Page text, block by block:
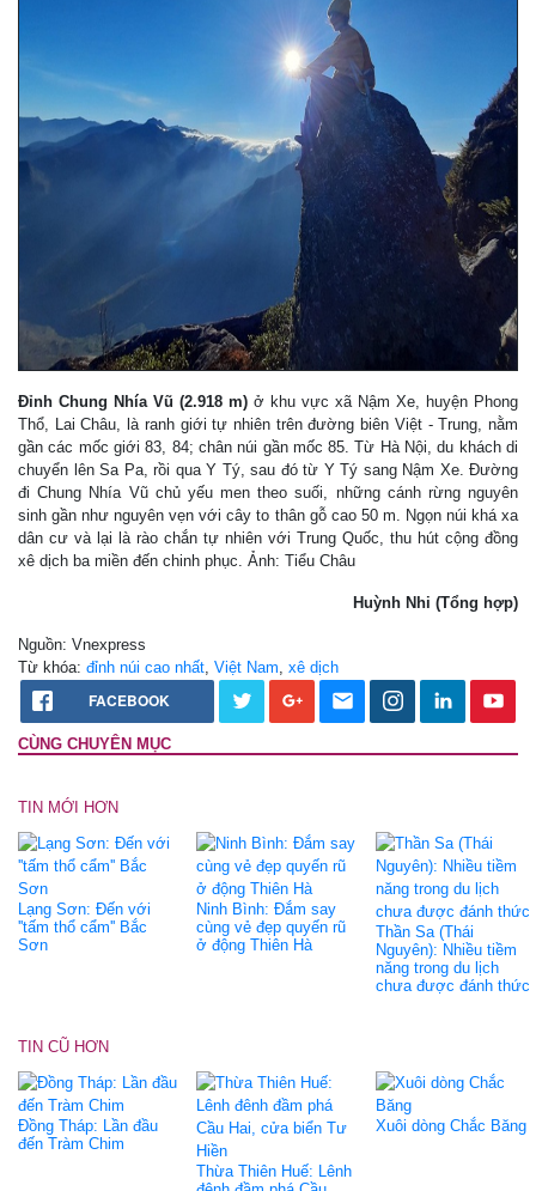
Đỉnh Chung Nhía Vũ (2.918 m) ở khu vực xã Nậm Xe, huyện Phong
Thổ, Lai Châu, là ranh giới tự nhiên trên đường biên Việt - Trung, nằm
gần các mốc giới 83, 84; chân núi gần mốc 85. Từ Hà Nội, du khách di
chuyển lên Sa Pa, rồi qua Y Tý, sau đó từ Y Tý sang Nậm Xe. Đường
đi Chung Nhía Vũ chủ yếu men theo suối, những cánh rừng nguyên
sinh gần như nguyên vẹn với cây to thân gỗ cao 50 m. Ngọn núi khá xa
dân cư và lại là rào chắn tự nhiên với Trung Quốc, thu hút cộng đồng
xê dịch ba miền đến chinh phục. Ảnh: Tiểu Châu
Huỳnh Nhi (Tổng hợp)
Nguồn: Vnexpress
Từ khóa: đỉnh núi cao nhất Việt Nam xê dịch
FACEBOOK
CÙNG CHUYÊN MỤC
TIN MỚI HƠN
Lạng Sơn: Đến với
''tấm thổ cẩm'' Bắc
Sơn
Ninh Bình: Đắm say
cùng vẻ đẹp quyến rũ
ở động Thiên Hà
Thần Sa (Thái
Nguyên): Nhiều tiềm
năng trong du lịch
chưa được đánh thức
TIN CŨ HƠN
Đồng Tháp: Lần đầu
đến Tràm Chim
Thừa Thiên Huế: Lênh
Xuôi dòng Chắc Băng